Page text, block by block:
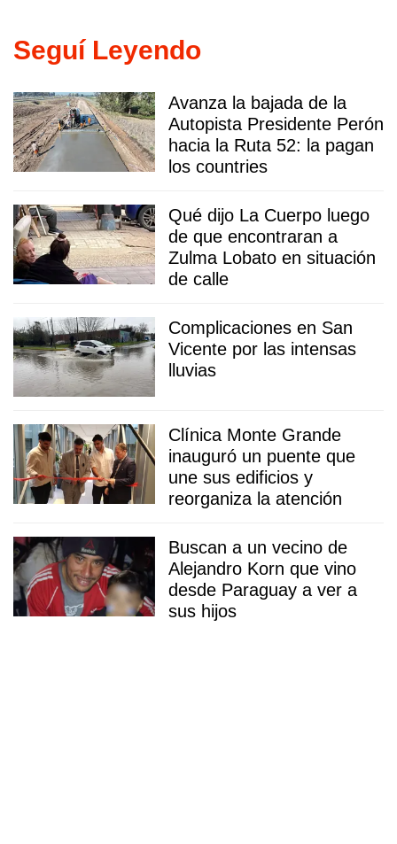
Seguí Leyendo
Avanza la bajada de la
Autopista Presidente Perón
hacia la Ruta 52: la pagan
los countries
Qué dijo La Cuerpo luego
de que encontraran a
Zulma Lobato en situación
de calle
Complicaciones en San
Vicente por las intensas
lluvias
Clínica Monte Grande
inauguró un puente que
une sus edificios y
reorganiza la atención
Buscan a un vecino de
Alejandro Korn que vino
desde Paraguay a ver a
sus hijos